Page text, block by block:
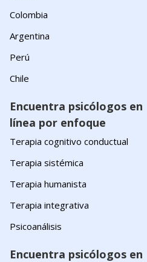
Colombia
Argentina
Perú
Chile
Encuentra psicólogos en
línea por enfoque
Terapia cognitivo conductual
Terapia sistémica
Terapia humanista
Terapia integrativa
Psicoanálisis
Encuentra psicólogos en